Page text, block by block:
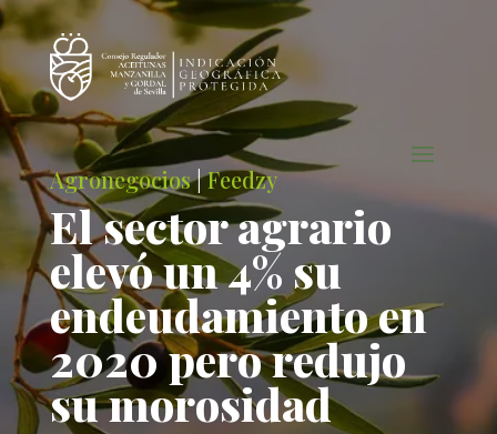
Agronegocios|Feedzy
El sector agrario
elevó un 4% su
endeudamiento en
2020 pero redujo
su morosidad